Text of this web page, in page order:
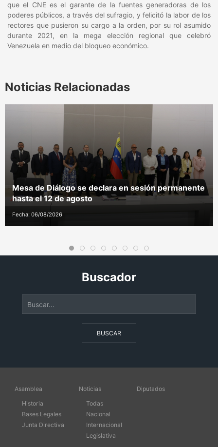
que el CNE es el garante de la fuentes generadoras de los
poderes públicos, a través del sufragio, y felicitó la labor de los
rectores que pusieron su cargo a la orden, por su rol asumido
durante 2021, en la mega elección regional que celebró
Venezuela en medio del bloqueo económico.
Noticias Relacionadas
Mesa de Diálogo se declara en sesión permanente
hasta el 12 de agosto
Fecha: 06/08/2026
Buscador
BUSCAR
Asamblea
Historia
Bases Legales
Junta Directiva
Noticias
Todas
Nacional
Internacional
Legislativa
Diputados